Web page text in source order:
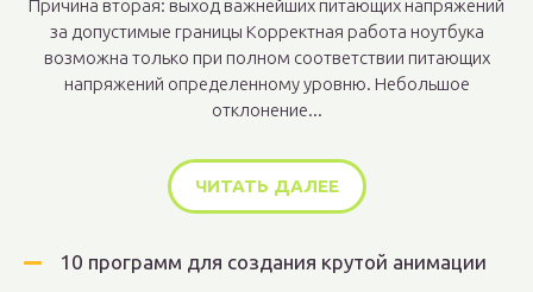
Причина вторая: выход важнейших питающих напряжений
за допустимые границы Корректная работа ноутбука
возможна только при полном соответствии питающих
напряжений определенному уровню. Небольшое
отклонение...
ЧИТАТЬ ДАЛЕЕ
10 программ для создания крутой анимации